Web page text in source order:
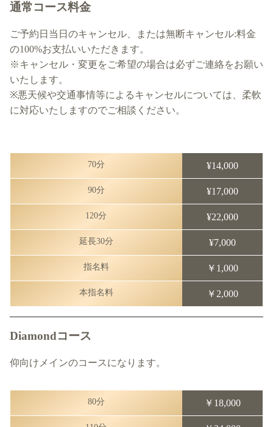
通常コース料金
ご予約日当日のキャンセル、または無断キャンセル:料金
の100%お支払いいただきます。
※キャンセル・変更をご希望の場合は必ずご連絡をお願い
いたします。
※悪天候や交通事情等によるキャンセルについては、柔軟
に対応いたしますのでご相談ください。
70分 ¥14,000
90分 ¥17,000
120分 ¥22,000
延長30分 ¥7,000
指名料 ￥1,000
本指名料 ￥2,000
Diamondコース
仰向けメインのコースになります。
80分 ￥18,000